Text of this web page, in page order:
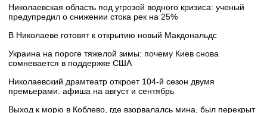
Николаевская область под угрозой водного кризиса: ученый
предупредил о снижении стока рек на 25%
В Николаеве готовят к открытию новый Макдональдс
Украина на пороге тяжелой зимы: почему Киев снова
сомневается в поддержке США
Николаевский драмтеатр откроет 104-й сезон двумя
премьерами: афиша на август и сентябрь
Выход к морю в Коблево, где взорвалалсь мина, был перекрыт